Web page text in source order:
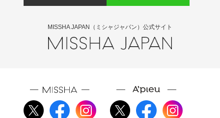
チン酸、マデカシン酸
MISSHA JAPAN（ミシャジャパン）公式サイト